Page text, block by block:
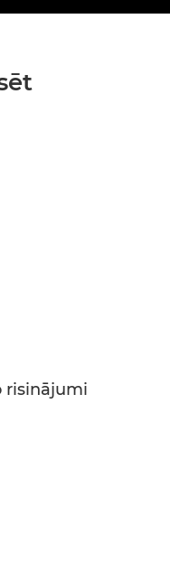
risinājumi